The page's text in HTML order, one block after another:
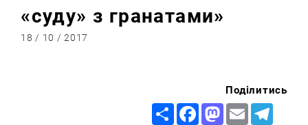
«суду» з гранатами»
18 / 10 / 2017
Поділитись
Share FacebookMastodon
Email